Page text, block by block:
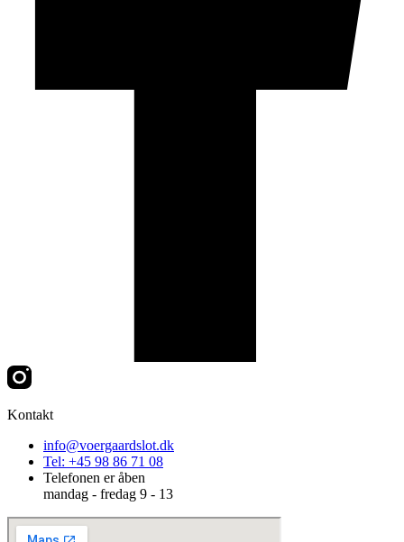
Kontakt
info@voergaardslot.dk
Tel: +45 98 86 71 08
Telefonen er åben
mandag - fredag 9 - 13